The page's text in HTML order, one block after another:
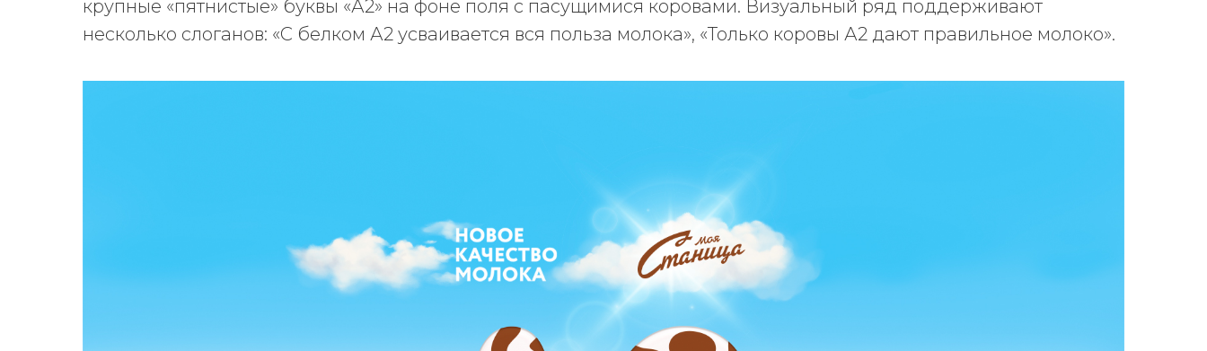
крупные «пятнистые» буквы «А2» на фоне поля с пасущимися коровами. Визуальный ряд поддерживают
несколько слоганов: «С белком А2 усваивается вся польза молока», «Только коровы А2 дают правильное молоко».